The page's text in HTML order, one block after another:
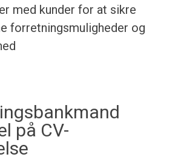
med kunder for at sikre
forretningsmuligheder og
på CV-